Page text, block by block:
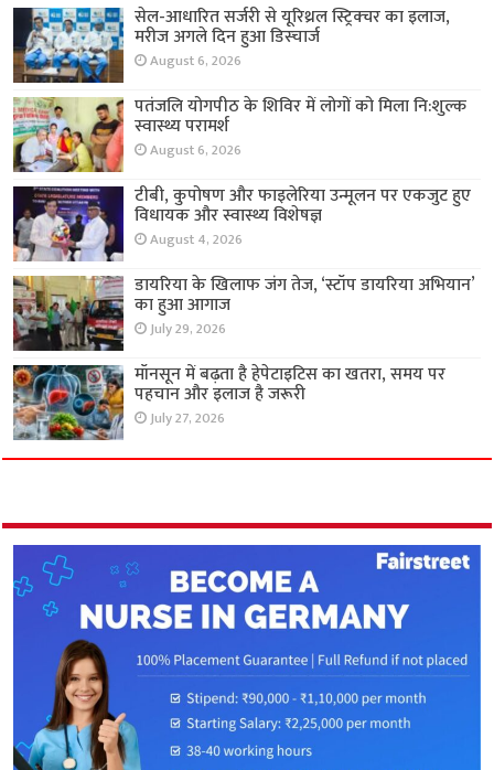
सेल-आधारित सर्जरी से यूरिथ्रल स्ट्रिक्चर का इलाज,
मरीज अगले दिन हुआ डिस्चार्ज
August 6, 2026
पतंजलि योगपीठ के शिविर में लोगों को मिला नि:शुल्क
स्वास्थ्य परामर्श
August 6, 2026
टीबी, कुपोषण और फाइलेरिया उन्मूलन पर एकजुट हुए
विधायक और स्वास्थ्य विशेषज्ञ
August 4, 2026
डायरिया के खिलाफ जंग तेज, ‘स्टॉप डायरिया अभियान’
का हुआ आगाज
July 29, 2026
मॉनसून में बढ़ता है हेपेटाइटिस का खतरा, समय पर
पहचान और इलाज है जरूरी
July 27, 2026